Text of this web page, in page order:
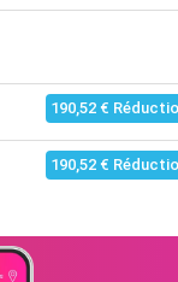
190,52 €
190,52 €